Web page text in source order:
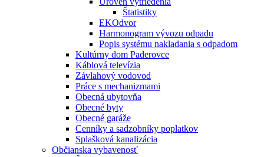
Štatistiky
EKOdvor
Harmonogram vývozu odpadu
Popis systému nakladania s odpadom
Kultúrny dom Paderovce
Káblová televízia
Závlahový vodovod
Práce s mechanizmami
Obecná ubytovňa
Obecné byty
Obecné garáže
Cenníky a sadzobníky poplatkov
Splašková kanalizácia
Občianska vybavenosť